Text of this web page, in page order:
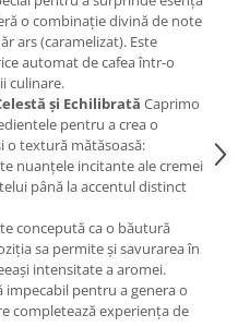
o combinație divină de note
ars (caramelizat). Este
automat de cafea într-o
culinare.
și Echilibrată Caprimo
pentru a crea o
o textură mătăsoasă:
nuanțele incitante ale cremei
până la accentul distinct
concepută ca o băutură
sa permite și savurarea în
intensitate a aromei.
impecabil pentru a genera o
completează experiența de